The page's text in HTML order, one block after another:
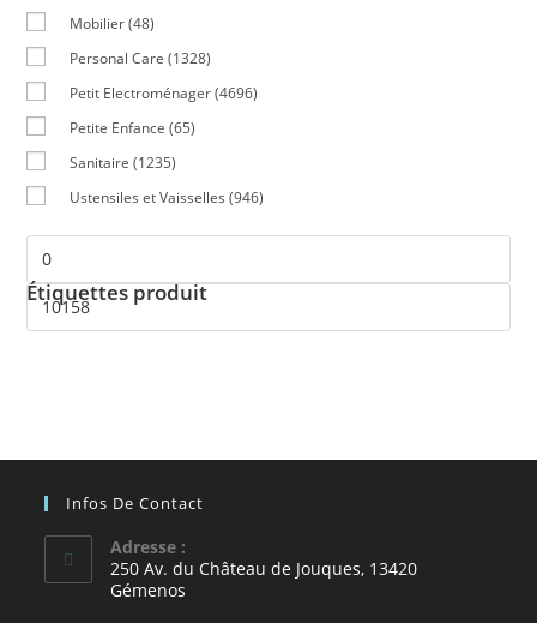
Mobilier (48)
Personal Care (1328)
Petit Electroménager (4696)
Petite Enfance (65)
Sanitaire (1235)
Ustensiles et Vaisselles (946)
Étiquettes produit
Infos De Contact
Adresse :
250 Av. du Château de Jouques, 13420
Gémenos